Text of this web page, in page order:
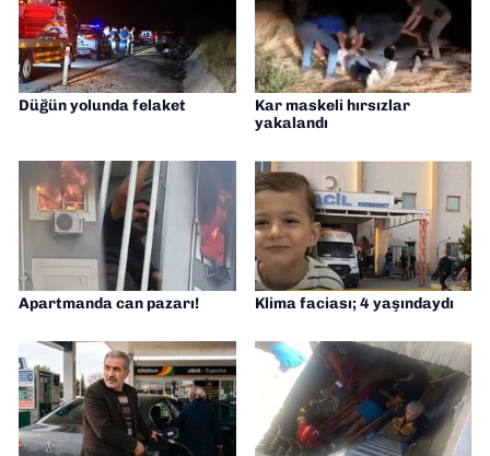
Düğün yolunda felaket
Kar maskeli hırsızlar
yakalandı
Apartmanda can pazarı! Klima faciası; 4 yaşındaydı